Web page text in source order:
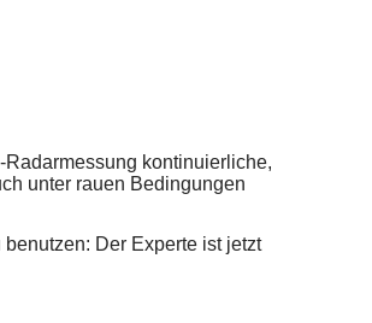
kontinuierliche,
unter rauen Bedingungen
Der Experte ist jetzt